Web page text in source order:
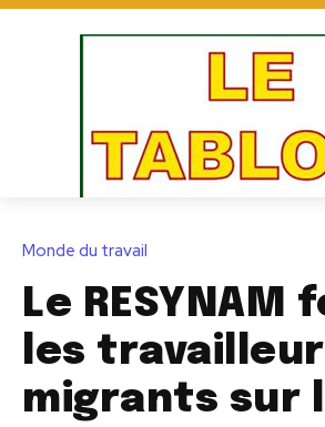
Monde du travail
Le RESYNAM
les
migrants sur